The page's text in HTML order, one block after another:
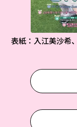
表紙：入江美沙希